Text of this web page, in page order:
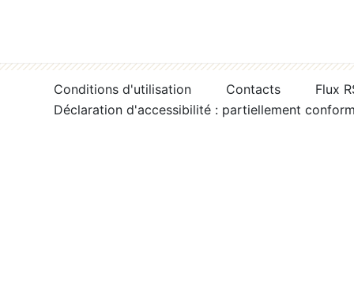
Conditions d'utilisation Contacts
Flux
Déclaration d'accessibilité : partiellement